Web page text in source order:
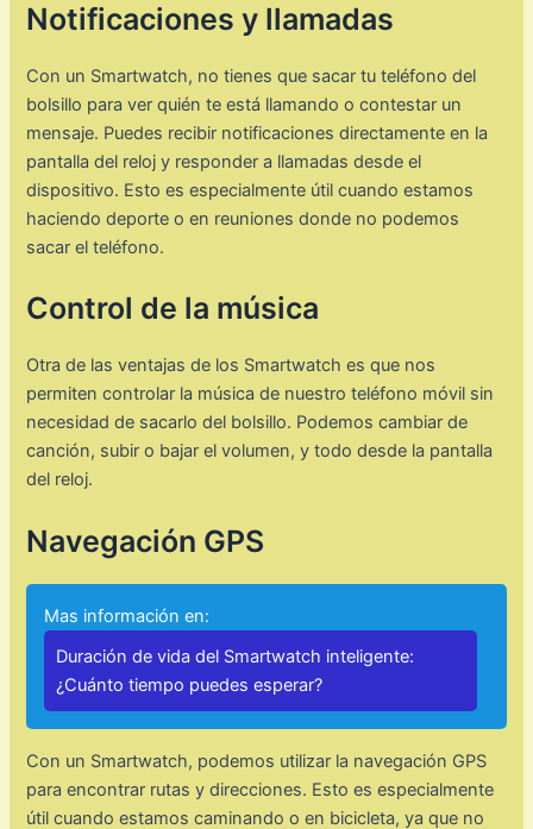
Notificaciones y llamadas
Con un Smartwatch, no tienes que sacar tu teléfono del
bolsillo para ver quién te está llamando o contestar un
mensaje. Puedes recibir notificaciones directamente en la
pantalla del reloj y responder a llamadas desde el
dispositivo. Esto es especialmente útil cuando estamos
haciendo deporte o en reuniones donde no podemos
sacar el teléfono.
Control de la música
Otra de las ventajas de los Smartwatch es que nos
permiten controlar la música de nuestro teléfono móvil sin
necesidad de sacarlo del bolsillo. Podemos cambiar de
canción, subir o bajar el volumen, y todo desde la pantalla
del reloj.
Navegación GPS
Mas información en:
Duración de vida del Smartwatch inteligente:
¿Cuánto tiempo puedes esperar?
Con un Smartwatch, podemos utilizar la navegación GPS
para encontrar rutas y direcciones. Esto es especialmente
útil cuando estamos caminando o en bicicleta, ya que no